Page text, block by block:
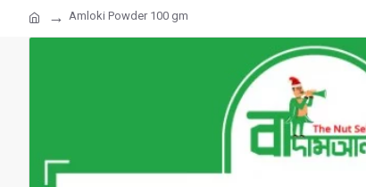
Amloki Powder 100 gm